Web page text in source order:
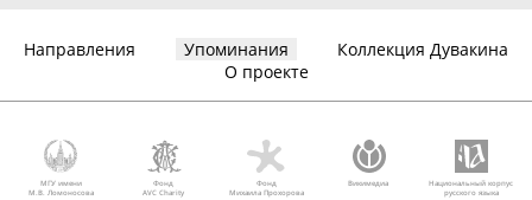
Направления Упоминания
Коллекция Дувакина
О проекте
МГУ имени
М.В. Ломоносова
Фонд
AVC Charity
Фонд
Михаила Прохорова
Викимедиа
Национальный корпус
русского языка